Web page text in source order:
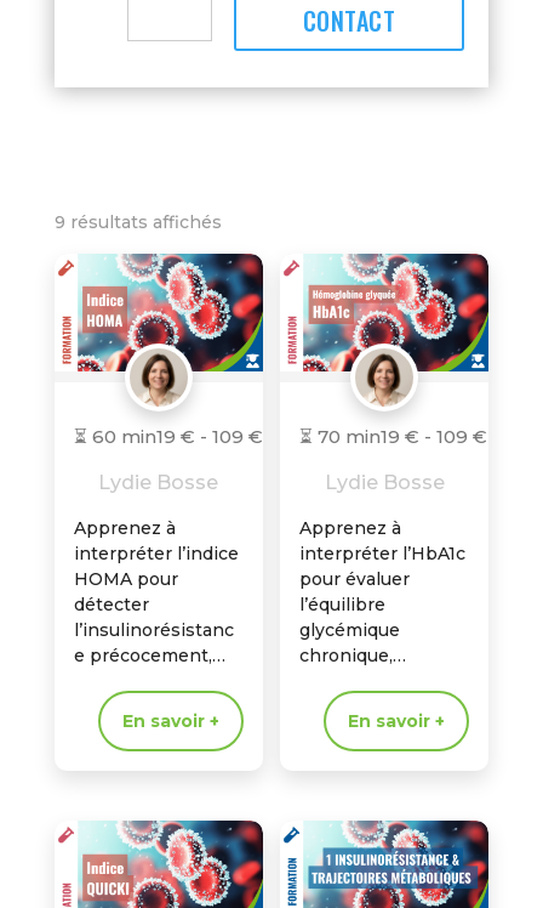
CONTACT
9 résultats affichés
⏳ 60 min19 € - 109 € TTC
Lydie Bosse
Apprenez à
interpréter l’indice
HOMA pour
détecter
l’insulinorésistanc
e précocement,
dynamique
pancréatique et
structurer votre
métaboliques.
En savoir +
⏳ 70 min19 € - 109 € TTC
Lydie Bosse
Apprenez à
interpréter l’HbA1c
pour évaluer
l’équilibre
glycémique
chronique,
déséquilibres
installés et affiner
le suivi du risque
En savoir +